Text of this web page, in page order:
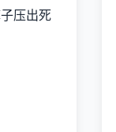
压出死